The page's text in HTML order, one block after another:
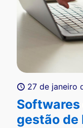
27 de janeiro
Softwares
gestão